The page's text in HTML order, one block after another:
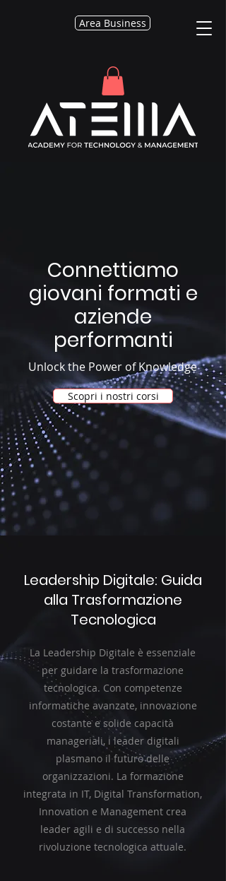
Area Business
Connettiamo
giovani formati e
aziende
performanti
Unlock the Power of Knowledge
Scopri i nostri corsi
Leadership Digitale: Guida
alla Trasformazione
Tecnologica
La Leadership Digitale è essenziale
per guidare la trasformazione
tecnologica. Con competenze
informatiche avanzate, innovazione
costante e solide capacità
manageriali, i leader digitali
plasmano il futuro delle
organizzazioni. La formazione
integrata in IT, Digital Transformation,
Innovation e Management crea
leader agili e di successo nella
rivoluzione tecnologica attuale.